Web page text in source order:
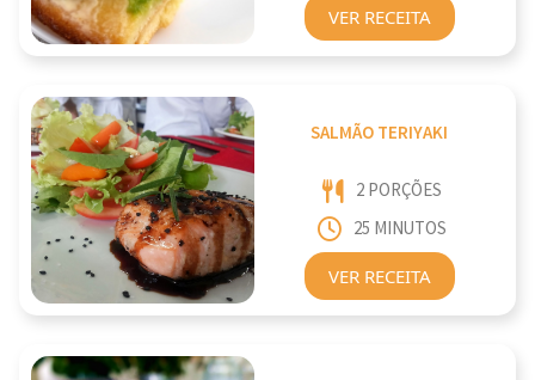
VER RECEITA
SALMÃO TERIYAKI
2 PORÇÕES
25 MINUTOS
VER RECEITA